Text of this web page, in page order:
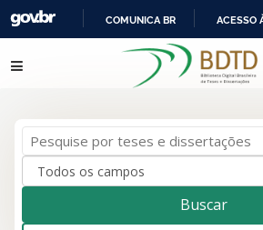
IR
PARA
COMUNICA BR ACESSO
Pular para o conteúdo
Buscar